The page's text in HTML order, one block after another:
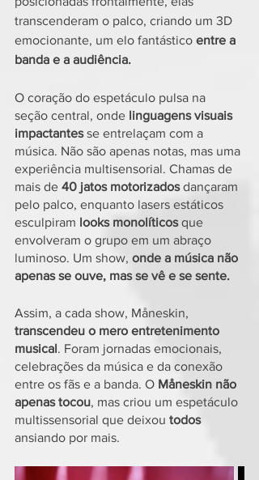
transcenderam o palco, criando um 3D
emocionante, um elo fantástico entre a
banda e a audiência.
O coração do espetáculo pulsa na
seção central, onde linguagens visuais
impactantes se entrelaçam com a
música. Não são apenas notas, mas uma
experiência multisensorial. Chamas de
mais de 40 jatos motorizados dançaram
pelo palco, enquanto lasers estáticos
esculpiram looks monolíticos que
envolveram o grupo em um abraço
luminoso. Um show, onde a música não
apenas se ouve, mas se vê e se sente.
Assim, a cada show, Måneskin,
transcendeu o mero entretenimento
musical. Foram jornadas emocionais,
celebrações da música e da conexão
entre os fãs e a banda. O Måneskin não
apenas tocou, mas criou um espetáculo
multissensorial que deixou todos
ansiando por mais.